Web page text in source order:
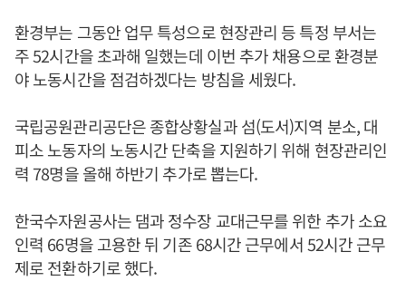
환경부는 그동안 업무 특성으로 현장관리 등 특정 부서는
주 52시간을 초과해 일했는데 이번 추가 채용으로 환경분
야 노동시간을 점검하겠다는 방침을 세웠다.
국립공원관리공단은 종합상황실과 섬(도서)지역 분소, 대
피소 노동자의 노동시간 단축을 지원하기 위해 현장관리인
력 78명을 올해 하반기 추가로 뽑는다.
한국수자원공사는 댐과 정수장 교대근무를 위한 추가 소요
인력 66명을 고용한 뒤 기존 68시간 근무에서 52시간 근무
제로 전환하기로 했다.